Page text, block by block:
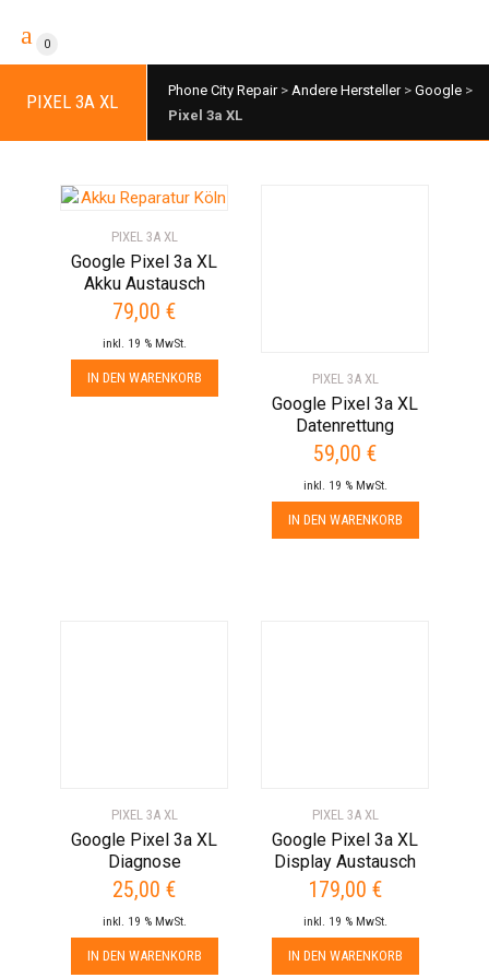
0
PIXEL 3A XL
Phone City Repair> Andere Hersteller> Google >
Pixel 3a XL
PIXEL 3A XL
Google Pixel 3a XL
Akku Austausch
79,00 €
inkl. 19 % MwSt.
IN DEN WARENKORB PIXEL 3A XL
Google Pixel 3a XL
Datenrettung
59,00 €
inkl. 19 % MwSt.
IN DEN WARENKORB
PIXEL 3A XL
Google Pixel 3a XL
Diagnose
25,00 €
inkl. 19 % MwSt.
IN DEN WARENKORB
PIXEL 3A XL
Google Pixel 3a XL
Display Austausch
179,00 €
inkl. 19 % MwSt.
IN DEN WARENKORB